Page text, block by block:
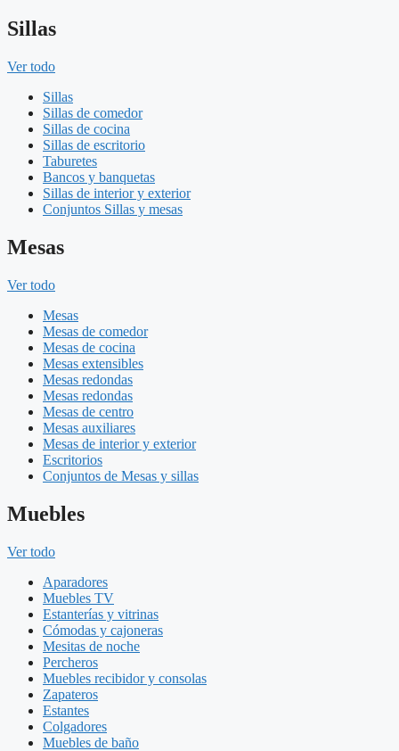
Sillas
Ver todo
Sillas
Sillas de comedor
Sillas de cocina
Sillas de escritorio
Taburetes
Bancos y banquetas
Sillas de interior y exterior
Conjuntos Sillas y mesas
Mesas
Ver todo
Mesas
Mesas de comedor
Mesas de cocina
Mesas extensibles
Mesas redondas
Mesas redondas
Mesas de centro
Mesas auxiliares
Mesas de interior y exterior
Escritorios
Conjuntos de Mesas y sillas
Muebles
Ver todo
Aparadores
Muebles TV
Estanterías y vitrinas
Cómodas y cajoneras
Mesitas de noche
Percheros
Muebles recibidor y consolas
Zapateros
Estantes
Colgadores
Muebles de baño